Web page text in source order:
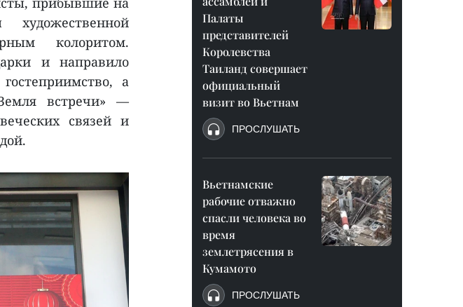
колоритом.
и направило
а
встречи» —
связей и
Палаты
представителей
Королевства
Таиланд совершает
официальный
визит во Вьетнам
ПРОСЛУШАТЬ
Вьетнамские
рабочие отважно
спасли человека во
время
землетрясения в
Кумамото
ПРОСЛУШАТЬ